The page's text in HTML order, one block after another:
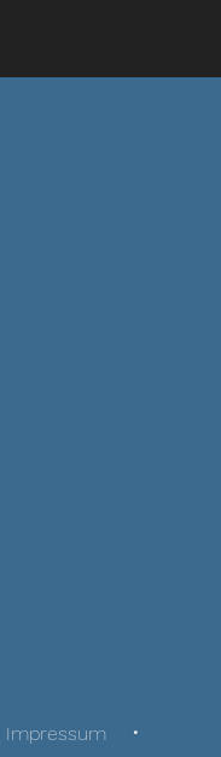
Impressum